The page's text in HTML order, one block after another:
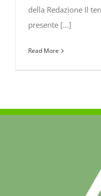
della Redazione Il
presente [...]
Read More